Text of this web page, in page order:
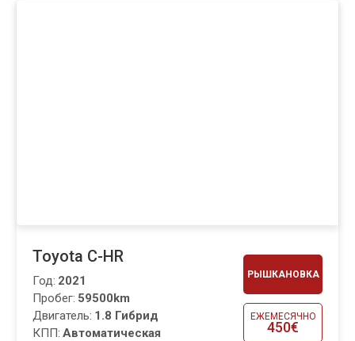
РЫШКАНОВКА
ЕЖЕМЕСЯЧНО
450€
Toyota C-HR
Пробег: 59500km
Год: 2021
Двигатель: 1.8 Гибрид
КПП: Автоматическая